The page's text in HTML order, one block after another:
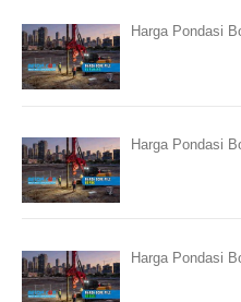
Harga Pondasi
Harga Pondasi
Harga Pondasi